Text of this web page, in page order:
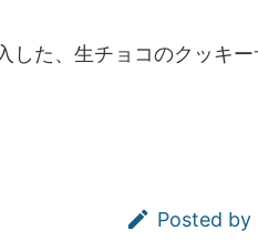
した、生チョコのクッキ
 Posted by